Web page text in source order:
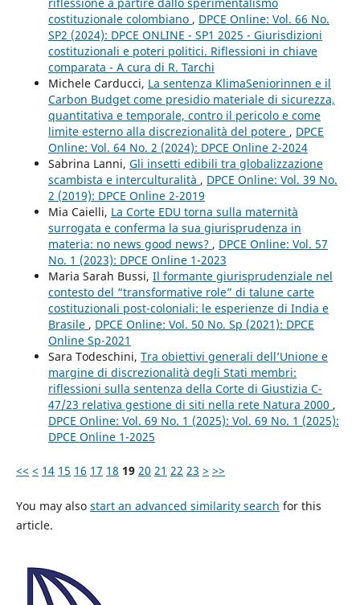
costituzionale colombiano , DPCE Online: Vol. 66 No.
SP2 (2024): DPCE ONLINE - SP1 2025 - Giurisdizioni
costituzionali e poteri politici. Riflessioni in chiave
comparata - A cura di R. Tarchi
Michele Carducci, La sentenza KlimaSeniorinnen e il
Carbon Budget come presidio materiale di sicurezza,
quantitativa e temporale, contro il pericolo e come
limite esterno alla discrezionalità del potere , DPCE
Online: Vol. 64 No. 2 (2024): DPCE Online 2-2024
Sabrina Lanni, Gli insetti edibili tra globalizzazione
scambista e interculturalità , DPCE Online: Vol. 39 No.
2 (2019): DPCE Online 2-2019
Mia Caielli, La Corte EDU torna sulla maternità
surrogata e conferma la sua giurisprudenza in
materia: no news good news? , DPCE Online: Vol. 57
No. 1 (2023): DPCE Online 1-2023
Maria Sarah Bussi, Il formante giurisprudenziale nel
contesto del “transformative role” di talune carte
costituzionali post-coloniali: le esperienze di India e
Brasile , DPCE Online: Vol. 50 No. Sp (2021): DPCE
Online Sp-2021
Sara Todeschini, Tra obiettivi generali dell’Unione e
margine di discrezionalità degli Stati membri:
riflessioni sulla sentenza della Corte di Giustizia C-
47/23 relativa gestione di siti nella rete Natura 2000 ,
DPCE Online: Vol. 69 No. 1 (2025): Vol. 69 No. 1 (2025):
DPCE Online 1-2025
<< < 14 15 16 17 18 19 20 21 22 23 > >>
You may also start an advanced similarity search for this
article.